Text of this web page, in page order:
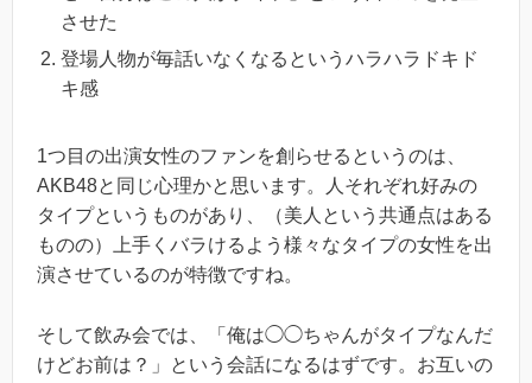
させた
登場人物が毎話いなくなるというハラハラドキド
キ感
1つ目の出演女性のファンを創らせるというのは、
AKB48と同じ心理かと思います。人それぞれ好みの
タイプというものがあり、（美人という共通点はある
ものの）上手くバラけるよう様々なタイプの女性を出
演させているのが特徴ですね。
そして飲み会では、「俺は◯◯ちゃんがタイプなんだ
けどお前は？」という会話になるはずです。お互いの